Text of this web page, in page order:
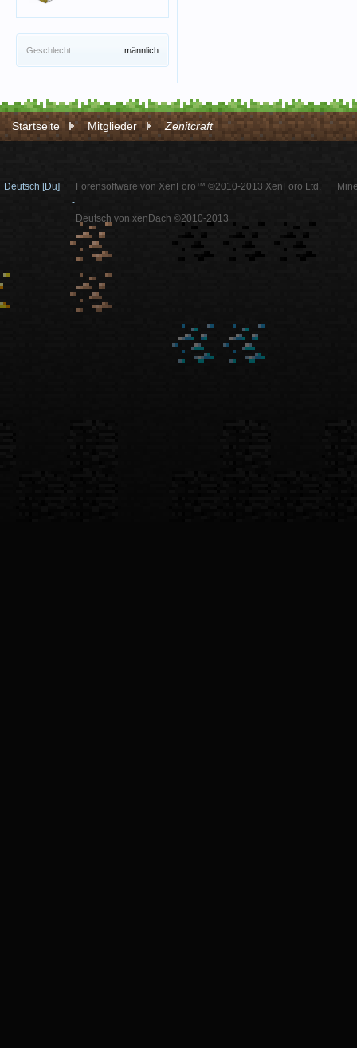
Geschlecht: männlich
Startseite Mitglieder Zenitcraft
Deutsch [Du]
Forensoftware von XenForo™ ©2010-2013 XenForo Ltd.
-
Deutsch von xenDach ©2010-2013